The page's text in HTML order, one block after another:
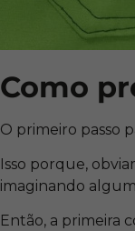
Como
O primeiro passo
Isso porque,
imaginando
Então, a primeira